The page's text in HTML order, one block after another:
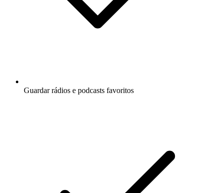
Guardar rádios e podcasts favoritos